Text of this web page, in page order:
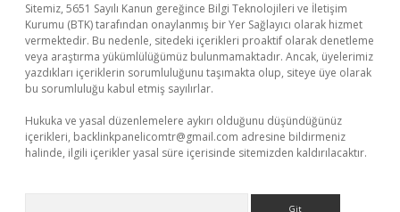
Sitemiz, 5651 Sayılı Kanun gereğince Bilgi Teknolojileri ve İletişim
Kurumu (BTK) tarafından onaylanmış bir Yer Sağlayıcı olarak hizmet
vermektedir. Bu nedenle, sitedeki içerikleri proaktif olarak denetleme
veya araştırma yükümlülüğümüz bulunmamaktadır. Ancak, üyelerimiz
yazdıkları içeriklerin sorumluluğunu taşımakta olup, siteye üye olarak
bu sorumluluğu kabul etmiş sayılırlar.
Hukuka ve yasal düzenlemelere aykırı olduğunu düşündüğünüz
içerikleri, backlinkpanelicomtr@gmail.com adresine bildirmeniz
halinde, ilgili içerikler yasal süre içerisinde sitemizden kaldırılacaktır.